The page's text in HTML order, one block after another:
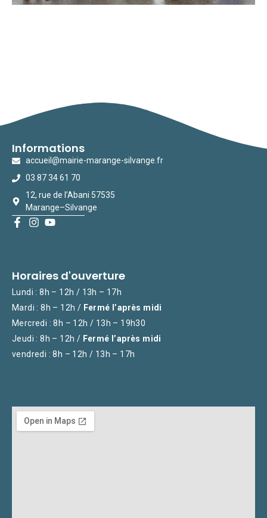
Informations
accueil@mairie-marange-silvange.fr
03 87 34 61 70
12, rue de l’Abani 57535
Marange–Silvange
Horaires d'ouverture
Lundi : 8h – 12h / 13h – 17h
Mardi : 8h – 12h / Fermé l’après midi
Mercredi : 8h – 12h / 13h – 19h30
Jeudi : 8h – 12h / Fermé l’après midi
vendredi : 8h – 12h / 13h – 17h